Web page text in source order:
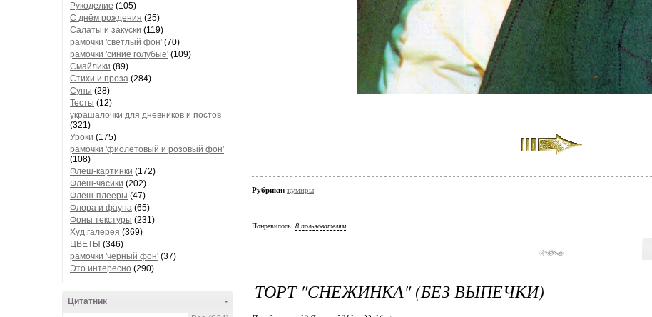
Рукоделие (105)
С днём рождения (25)
Салаты и закуски (119)
рамочки 'светлый фон' (70)
рамочки 'синие голубые' (109)
Смайлики (89)
Стихи и проза (284)
Супы (28)
Тесты (12)
украшалочки для дневников и постов
(321)
Уроки (175)
рамочки 'фиолетовый и розовый фон'
(108)
Флеш-картинки (172)
Флеш-часики (202)
Флеш-плееры (47)
Флора и фауна (65)
Фоны текстуры (231)
Худ.галерея (369)
ЦВЕТЫ (346)
рамочки 'черный фон' (37)
Это интересно (290)
-
Цитатник
Рубрики: кумиры
Понравилось: 8 пользователям
ТОРТ "СНЕЖИНКА" (БЕЗ ВЫПЕЧКИ)